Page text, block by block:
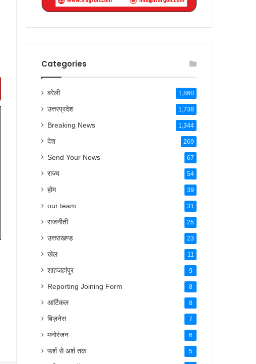
बरेली 1,860
उत्तरप्रदेश 1,738
Breaking News 1,344
देश 269
Send Your News 67
राज्य 54
होम 39
our team 31
राजनीती 25
उत्तराखण्ड 23
खेल 11
शाहजहांपुर 9
Reporting Joining Form 8
आर्टिकल 8
बिज़नेस 7
मनोरंजन 6
फर्श से अर्श तक 5
करियर & जॉब 5